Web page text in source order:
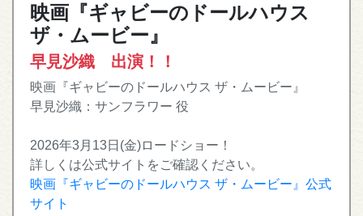
映画『ギャビーのドールハウス
ザ・ムービー』
早見沙織 出演！！
映画『ギャビーのドールハウス ザ・ムービー』
早見沙織：サンフラワー 役
2026年3月13日(金)ロードショー！
詳しくは公式サイトをご確認ください。
映画『ギャビーのドールハウス ザ・ムービー』公式
サイト